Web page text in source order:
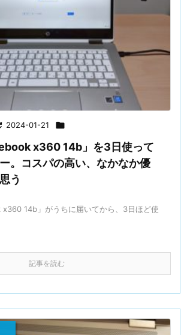
2024-01-21 
x360 14b」を3日使って
。コスパの高い、なかなか優
う
x360 14b」がうちに届いてから、3日ほど使
記事を読む